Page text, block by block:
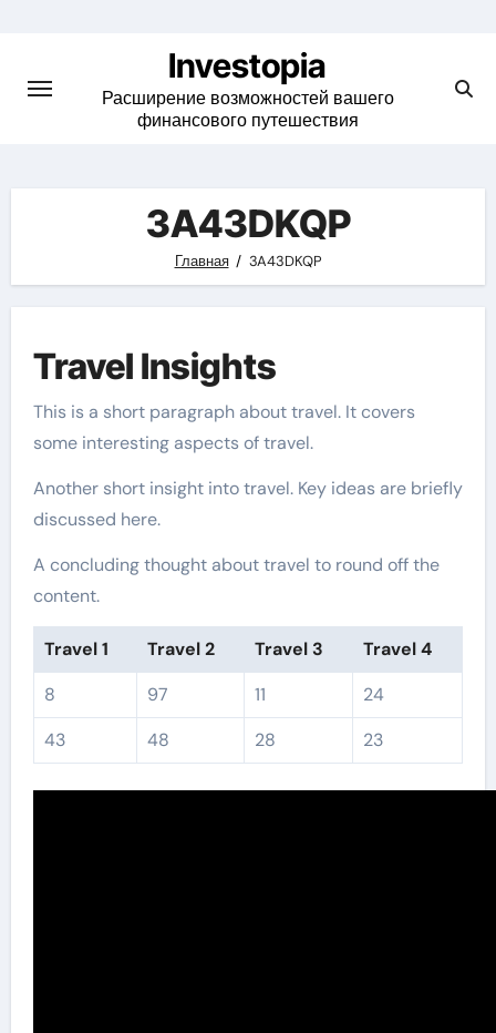
content
Investopia
Расширение возможностей вашего
финансового путешествия
3A43DKQP
Главная 3A43DKQP
Travel Insights
This is a short paragraph about travel. It covers
some interesting aspects of travel.
Another short insight into travel. Key ideas are briefly
discussed here.
A concluding thought about travel to round off the
content.
Travel 1 Travel 2 Travel 3
Travel 4
8
97 11
24
43
48 28 23